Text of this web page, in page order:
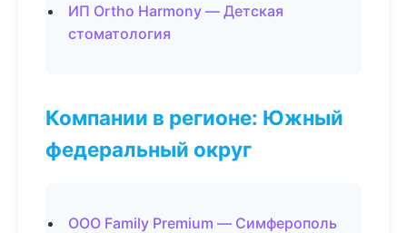
ИП Ortho Harmony — Детская
стоматология
Компании в регионе: Южный
федеральный округ
ООО Family Premium — Симферополь